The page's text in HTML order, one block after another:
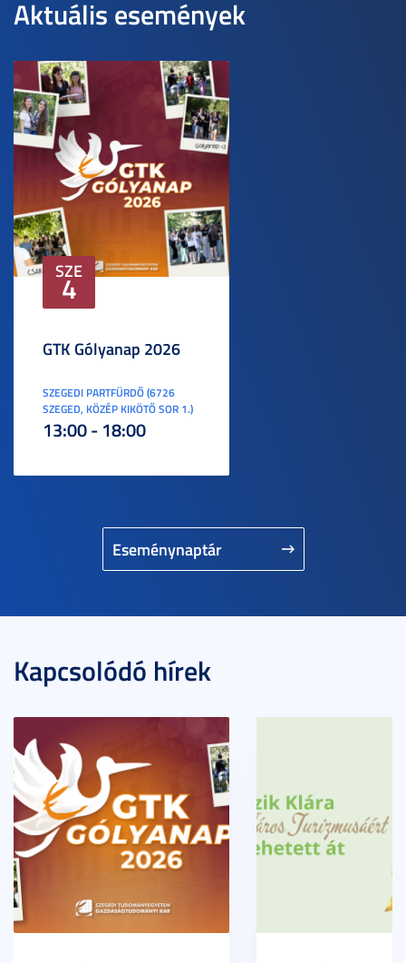
Aktuális események
Eseménynaptár
SZE
4
GTK Gólyanap 2026
SZEGEDI PARTFÜRDŐ (6726
SZEGED, KÖZÉP KIKÖTŐ SOR 1.)
13:00 - 18:00
Kapcsolódó hírek